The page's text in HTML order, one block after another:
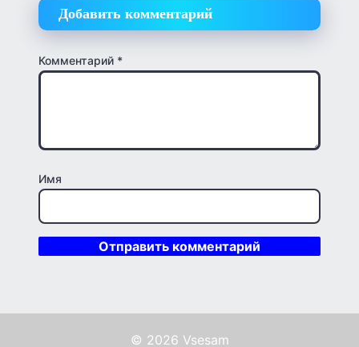
Добавить комментарий
Комментарий *
Имя
© 2026 Vsesam